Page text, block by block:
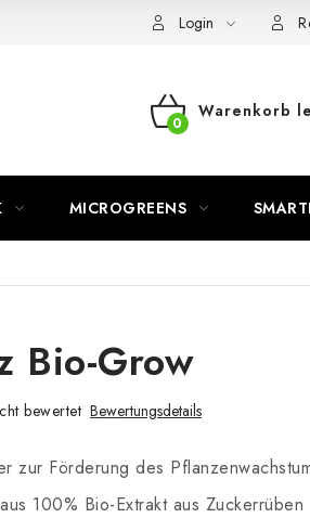
Login
WARENKORB
Warenkorb
MICROGREENS
Bio-Grow
bewertet Bewertungsdetails
zur Förderung des
100% Bio-Extrakt aus Zuckerrüben